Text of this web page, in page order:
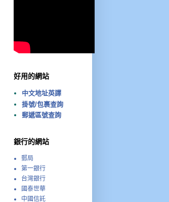
好用的網站
中文地址英譯
掛號/包裹查詢
郵遞區號查詢
銀行的網站
郵局
第一銀行
台灣銀行
國泰世華
中國信託